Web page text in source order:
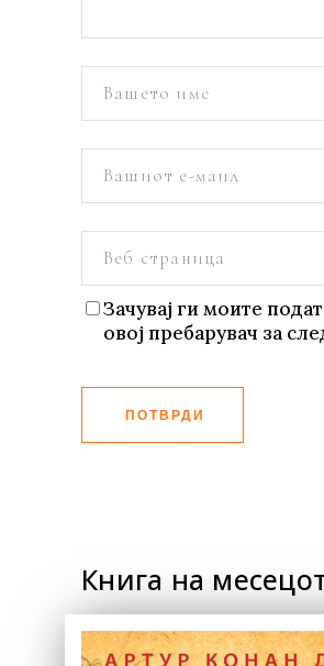
Зачувај ги моите
овој пребарувач за
ПОТВРДИ
Книга на